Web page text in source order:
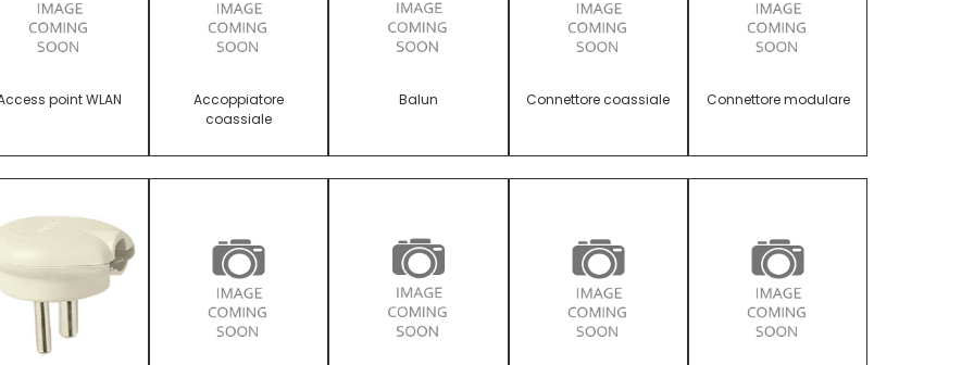
point WLAN
Accoppiatore
coassiale
Balun Connettore coassiale Connettore modulare